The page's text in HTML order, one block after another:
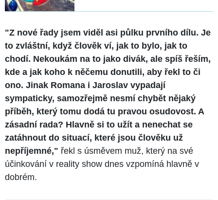
"Z nové řady jsem viděl asi půlku prvního dílu. Je
to zvláštní, když člověk ví, jak to bylo, jak to
chodí. Nekoukám na to jako divák, ale spíš řeším,
kde a jak koho k něčemu donutili, aby řekl to či
ono. Jinak Romana i Jaroslav vypadají
sympaticky, samozřejmě nesmí chybět nějaký
příběh, který tomu dodá tu pravou osudovost. A
zásadní rada? Hlavně si to užít a nenechat se
zatáhnout do situací, které jsou člověku už
nepříjemné," řekl s úsměvem muž, který na své
účinkování v reality show dnes vzpomíná hlavně v
dobrém.